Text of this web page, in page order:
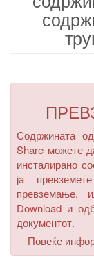
Содржината
Share можете
инсталирано
ја
превземање,
Download и
документот.
Повеќе